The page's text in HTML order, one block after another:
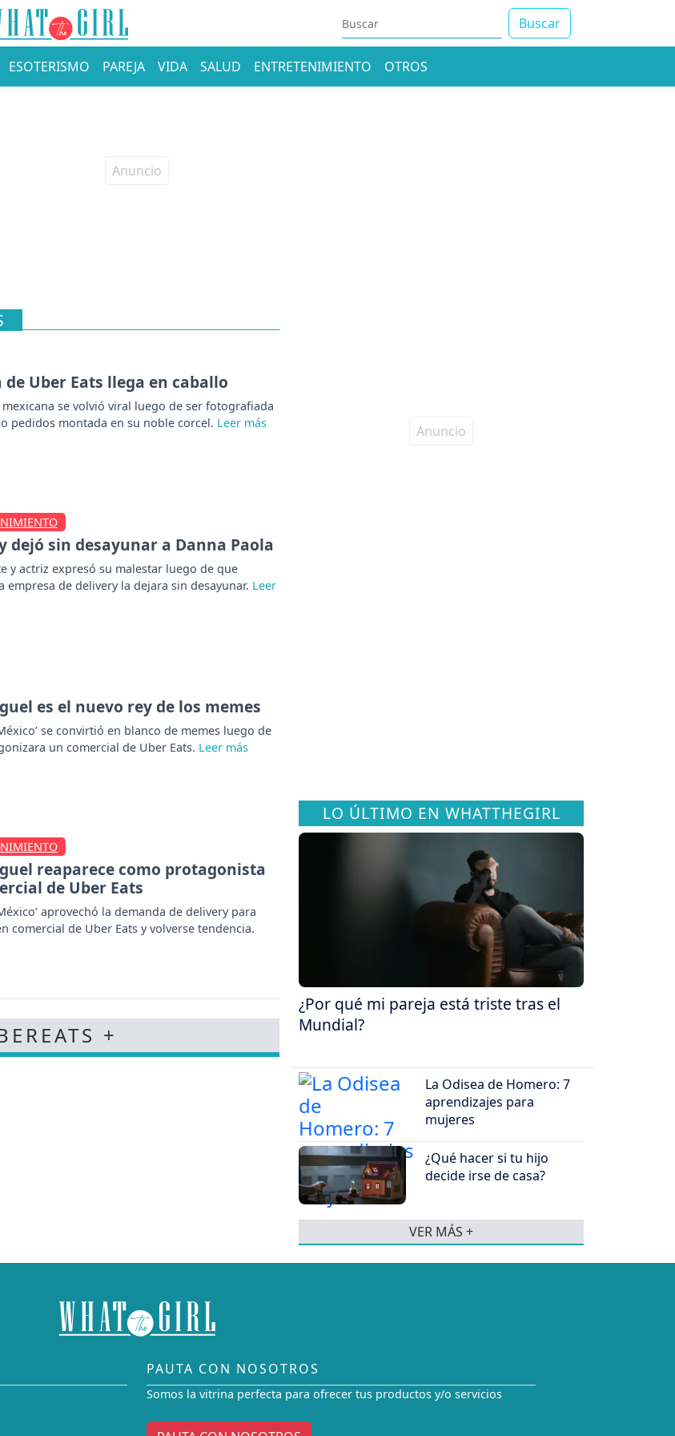
Buscar
ESOTERISMO PAREJA VIDA SALUD ENTRETENIMIENTO OTROS
de Uber Eats llega en caballo
se volvió viral luego de ser fotografiada
pedidos montada en su noble corcel.
dejó sin desayunar a Danna Paola
y actriz expresó su malestar luego de que
empresa de delivery la dejara sin desayunar.
es el nuevo rey de los memes
se convirtió en blanco de memes luego de
un comercial de Uber Eats.
reaparece como protagonista
de Uber Eats
aprovechó la demanda de delivery para
comercial de Uber Eats y volverse tendencia.
+
LO ÚLTIMO EN WHATTHEGIRL
¿Por qué mi pareja está triste tras el
Mundial?
La Odisea de Homero: 7
aprendizajes para
mujeres
¿Qué hacer si tu hijo
decide irse de casa?
VER MÁS +
PAUTA CON NOSOTROS
Somos la vitrina perfecta para ofrecer tus productos y/o servicios